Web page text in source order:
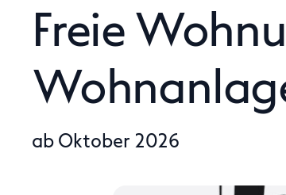
Freie
ab Oktober 2026